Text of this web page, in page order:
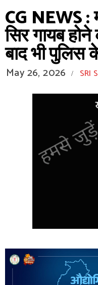
CG NEWS
सिर गायब
बाद भी पुलिस
May 26, 2026 / SRI